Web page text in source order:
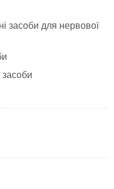
засоби для нервової
засоби